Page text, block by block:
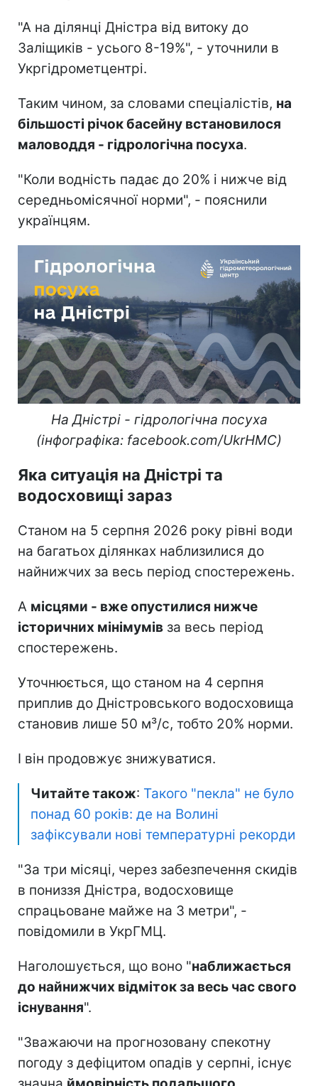
"А на ділянці Дністра від витоку до
Заліщиків - усього 8-19%", - уточнили в
Укргідрометцентрі.
Таким чином, за словами спеціалістів, на
більшості річок басейну встановилося
маловоддя - гідрологічна посуха.
"Коли водність падає до 20% і нижче від
середньомісячної норми", - пояснили
українцям.
На Дністрі - гідрологічна посуха
(інфографіка: facebook.com/UkrHMC)
Яка ситуація на Дністрі та
водосховищі зараз
Станом на 5 серпня 2026 року рівні води
на багатьох ділянках наблизилися до
найнижчих за весь період спостережень.
А місцями - вже опустилися нижче
історичних мінімумів за весь період
спостережень.
Уточнюється, що станом на 4 серпня
приплив до Дністровського водосховища
становив лише 50 м³/с, тобто 20% норми.
І він продовжує знижуватися.
Читайте також: Такого "пекла" не було
понад 60 років: де на Волині
зафіксували нові температурні рекорди
"За три місяці, через забезпечення скидів
в пониззя Дністра, водосховище
спрацьоване майже на 3 метри", -
повідомили в УкрГМЦ.
Наголошується, що воно "наближається
до найнижчих відміток за весь час свого
існування".
"Зважаючи на прогнозовану спекотну
погоду з дефіцитом опадів у серпні, існує